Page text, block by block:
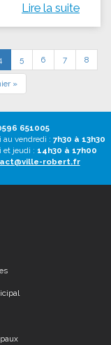
Lire la suite
5 6 7 8
»
651005
au vendredi : 7h30 à 13h30
et jeudi : 14h30 à 17h00
robert.fr